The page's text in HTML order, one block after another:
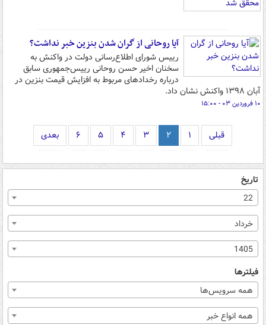
آیا روحانی از گران شدن بنزین خبر نداشت؟
رییس شورای اطلاع‌رسانی دولت در واکنش به
سخنان اخیر حسن روحانی رییس‌جمهوری سابق
درباره رخدادهای مربوط به افزایش قیمت بنزین در
آبان ۱۳۹۸ واکنش نشان داد.
۱۰ فروردین ۰۳ - ۱۵:۰۰
قبلی ۱ ۲ ۳ ۴ ۵ ۶ بعدی
تاریخ
22
خرداد
1405
فیلترها
همه سرویس‌ها
همه انواع خبر